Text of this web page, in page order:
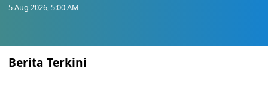
5 Aug 2026, 5:00 AM
Berita Terkini